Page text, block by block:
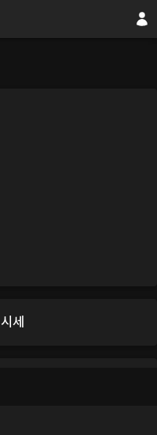
시세